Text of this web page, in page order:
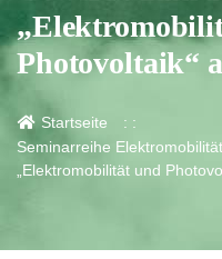
Photovoltaik“
Startseite
Seminarreihe
„Elektromobilität und